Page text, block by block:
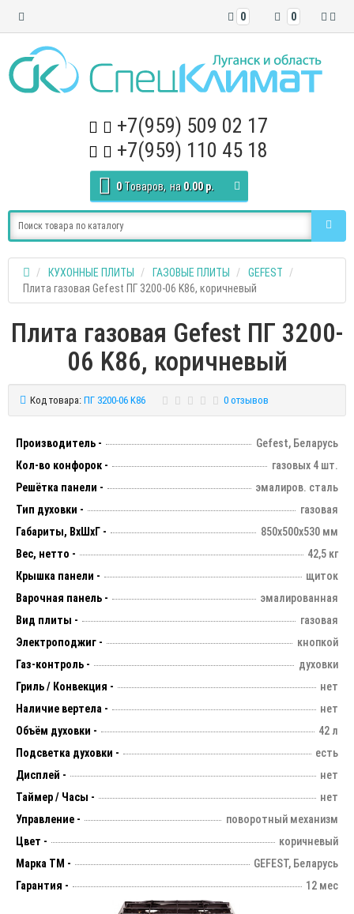
0
0
+7(959) 509 02 17
+7(959) 110 45 18
0 Tоваров, на 0.00 р.
КУХОННЫЕ ПЛИТЫ ГАЗОВЫЕ ПЛИТЫ
GEFEST
Плита газовая Gefest ПГ 3200-06 K86, коричневый
Плита газовая Gefest ПГ 3200-
06 K86, коричневый
Код товара: ПГ 3200-06 K86 0 отзывов
Производитель -
Gefest, Беларусь
Кол-во конфорок -
газовых 4 шт.
Решётка панели -
эмалиров. сталь
Тип духовки -
газовая
Габариты, ВхШхГ -
850х500х530 мм
Вес, нетто -
42,5 кг
Крышка панели -
щиток
Варочная панель -
эмалированная
Вид плиты -
газовая
Электроподжиг -
кнопкой
Газ-контроль -
духовки
Гриль / Конвекция -
нет
Наличие вертела -
нет
Объём духовки -
42 л
Подсветка духовки -
есть
Дисплей -
нет
Таймер / Часы -
нет
Управление -
поворотный механизм
Цвет -
коричневый
Марка ТМ -
GEFEST, Беларусь
Гарантия -
12 мес